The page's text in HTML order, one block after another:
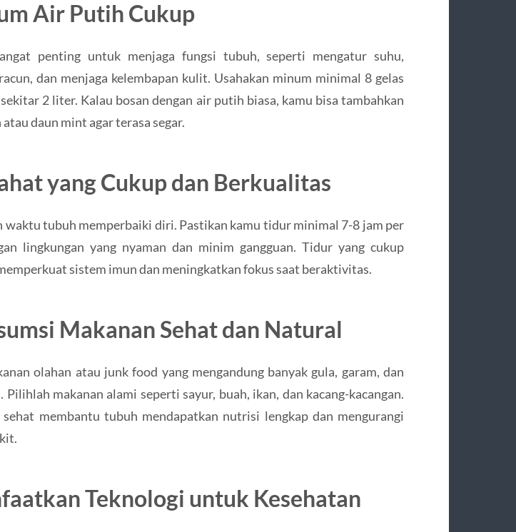
Air Putih Cukup
penting untuk menjaga fungsi tubuh, seperti mengatur suhu,
dan menjaga kelembapan kulit. Usahakan minum minimal 8 gelas
2 liter. Kalau bosan dengan air putih biasa, kamu bisa tambahkan
daun mint agar terasa segar.
yang Cukup dan Berkualitas
waktu tubuh memperbaiki diri. Pastikan kamu tidur minimal 7-8 jam per
lingkungan yang nyaman dan minim gangguan. Tidur yang cukup
sistem imun dan meningkatkan fokus saat beraktivitas.
Makanan Sehat dan Natural
olahan atau junk food yang mengandung banyak gula, garam, dan
Pilihlah makanan alami seperti sayur, buah, ikan, dan kacang-kacangan.
sehat membantu tubuh mendapatkan nutrisi lengkap dan mengurangi
Teknologi untuk Kesehatan